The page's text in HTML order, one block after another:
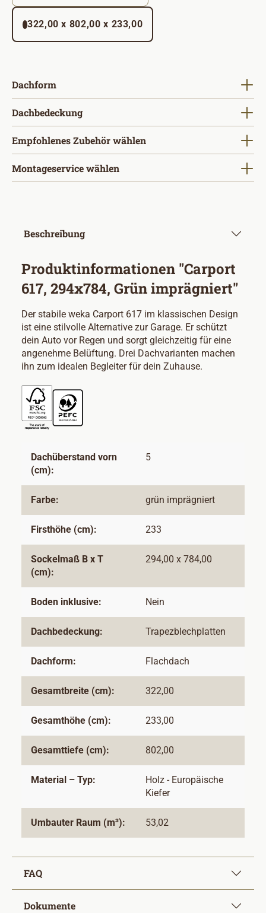
322,00 x 802,00 x 233,00
Dachform
Dachbedeckungauswählen
Empfohlenes Zubehör wählen
Montageservice wählen
Beschreibung
Produktinformationen "Carport
617, 294x784, Grün imprägniert"
Der stabile weka Carport 617 im klassischen Design
ist eine stilvolle Alternative zur Garage. Er schützt
dein Auto vor Regen und sorgt gleichzeitig für eine
angenehme Belüftung. Drei Dachvarianten machen
ihn zum idealen Begleiter für dein Zuhause.
Dachüberstand vorn
(cm):
5
Farbe: grün imprägniert
Firsthöhe (cm): 233
Sockelmaß B x T
(cm):
294,00 x 784,00
Boden inklusive: Nein
Dachbedeckung: Trapezblechplatten
Dachform: Flachdach
Gesamtbreite (cm): 322,00
Gesamthöhe (cm): 233,00
Gesamttiefe (cm): 802,00
Material – Typ:
Holz - Europäische
Kiefer
Umbauter Raum (m³): 53,02
FAQ
Dokumente